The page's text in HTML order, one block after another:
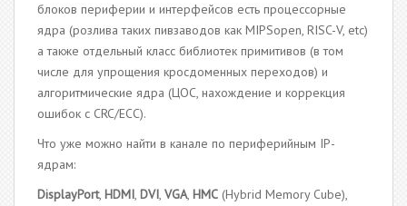
блоков периферии и интерфейсов есть процессорные
ядра (розлива таких пивзаводов как MIPSopen, RISC-V, etc)
а также отдельный класс библиотек примитивов (в том
числе для упрощения кросдоменных переходов) и
алгоритмические ядра (ЦОС, нахождение и коррекция
ошибок с CRC/ECC).
Что уже можно найти в канале по периферийным IP-
ядрам:
DisplayPort, HDMI, DVI, VGA, HMC (Hybrid Memory Cube),